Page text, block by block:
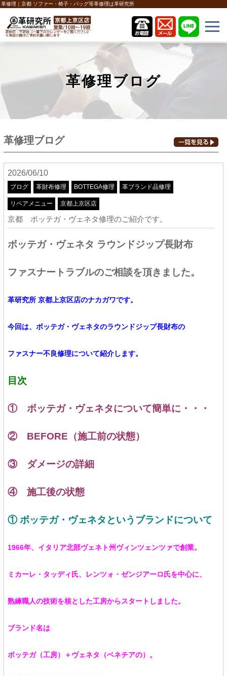
革修理｜京都 ソファー・椅子・バッグ等革修理は革研究所
革修理ブログ
革修理ブログ
2026/06/10
ブログ 革財布修理 BOTTEGA修理 革ブランド品修理
リペアメニュー 京都上京区店
京都 ボッテガ・ヴェネタ修理のご紹介です。
ボッテガ・ヴェネタ ラウンドジップ長財布
ファスナートラブルのご相談を頂きました。
革研究所 京都上京区店のナカガワです。
今回は、ボッテガ・ヴェネタのラウンドジップ長財布の
ファスナー不良修理について紹介します。
目次
① ボッテガ・ヴェネタについて簡単に・・・
② BEFORE（施工前の状態）
③ ダメージの詳細
④ 施工後の状態
① ボッテガ・ヴェネタというブランドについて
1966年、イタリア北部ヴェネト州ヴィンツェンツァで創業。
ミカーレ・タッディ氏、レンツォ・ゼンジアーロ氏を中心に、
熟練職人の技術を核とした工房からスタートしました。
ブランド名は
ボッテガ（工房）＋ヴェネタ（ベネチアの）。